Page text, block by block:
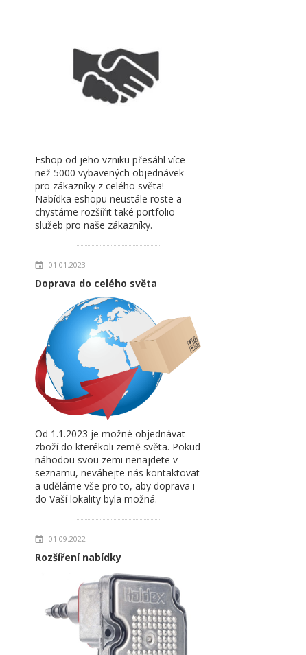
Eshop od jeho vzniku přesáhl více
než 5000 vybavených objednávek
pro zákazníky z celého světa!
Nabídka eshopu neustále roste a
chystáme rozšířit také portfolio
služeb pro naše zákazníky.
01.01.2023
Doprava do celého světa
Od 1.1.2023 je možné objednávat
zboží do kterékoli země světa. Pokud
náhodou svou zemi nenajdete v
seznamu, neváhejte nás kontaktovat
a uděláme vše pro to, aby doprava i
do Vaší lokality byla možná.
01.09.2022
Rozšíření nabídky